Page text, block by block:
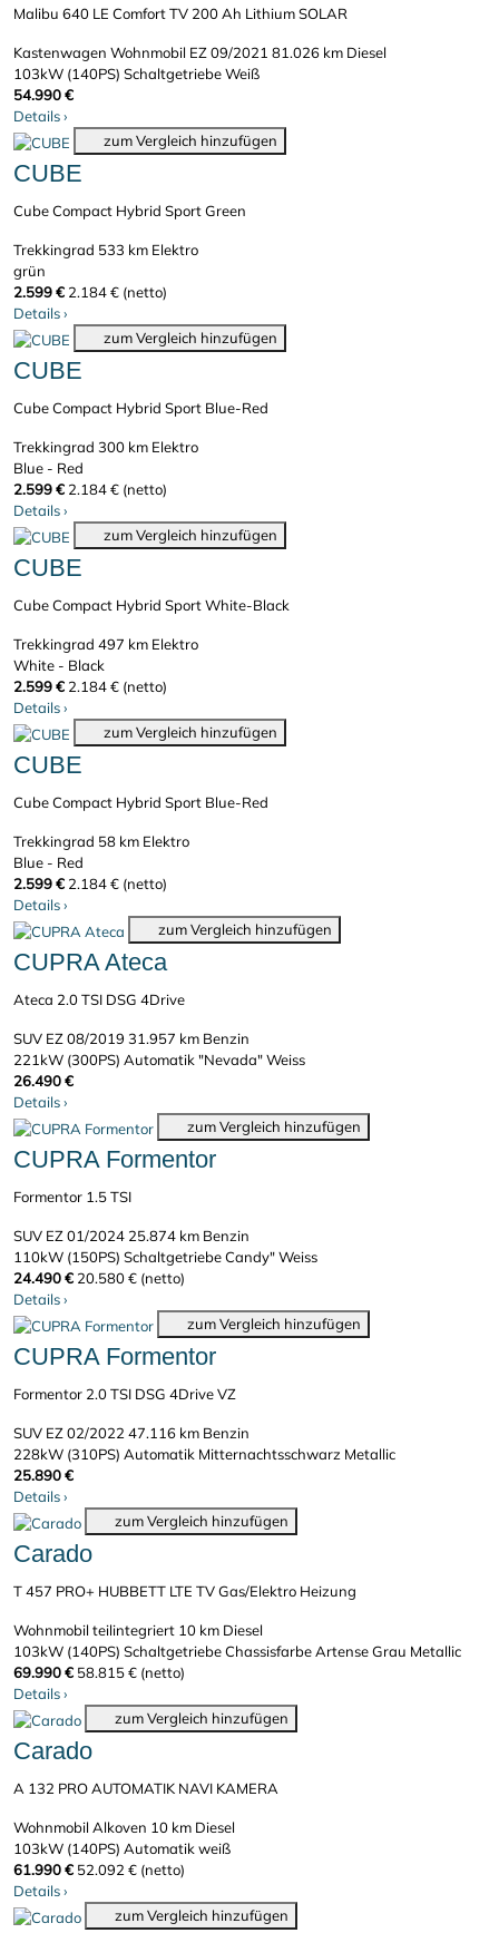
Malibu 640 LE Comfort TV 200 Ah Lithium SOLAR
Kastenwagen Wohnmobil EZ 09/2021 81.026 km Diesel
103kW (140PS) SchaltgetriebeWeiß
54.990 €
Details›
zum Vergleich hinzufügen
CUBE
Cube Compact Hybrid Sport Green
Trekkingrad 533 km Elektro
grün
2.599 € 2.184 € (netto)
Details›
zum Vergleich hinzufügen
CUBE
Cube Compact Hybrid Sport Blue-Red
Trekkingrad 300 km Elektro
Blue - Red
2.599 € 2.184 € (netto)
Details›
zum Vergleich hinzufügen
CUBE
Cube Compact Hybrid Sport White-Black
Trekkingrad 497 km Elektro
White - Black
2.599 € 2.184 € (netto)
Details›
zum Vergleich hinzufügen
CUBE
Cube Compact Hybrid Sport Blue-Red
Trekkingrad 58 km Elektro
Blue - Red
2.599 € 2.184 € (netto)
Details›
zum Vergleich hinzufügen
CUPRA Ateca
Ateca 2.0 TSI DSG 4Drive
SUV EZ 08/2019 31.957 km Benzin
221kW (300PS) Automatik"Nevada" Weiss
26.490 €
Details›
zum Vergleich hinzufügen
CUPRA Formentor
Formentor 1.5 TSI
SUV EZ 01/2024 25.874 km Benzin
110kW (150PS) SchaltgetriebeCandy" Weiss
24.490 € 20.580 € (netto)
Details›
zum Vergleich hinzufügen
CUPRA Formentor
Formentor 2.0 TSI DSG 4Drive VZ
SUV EZ 02/202247.116 km Benzin
228kW (310PS) Automatik Mitternachtsschwarz Metallic
25.890 €
Details›
zum Vergleich hinzufügen
Carado
T 457 PRO+ HUBBETT LTE TV Gas/Elektro Heizung
Wohnmobil teilintegriert 10 km Diesel
103kW (140PS) SchaltgetriebeChassisfarbe Artense Grau Metallic
69.990 € 58.815 € (netto)
Details›
zum Vergleich hinzufügen
Carado
A 132 PRO AUTOMATIK NAVI KAMERA
Wohnmobil Alkoven 10 km Diesel
103kW (140PS) Automatikweiß
61.990 € 52.092 € (netto)
Details›
zum Vergleich hinzufügen